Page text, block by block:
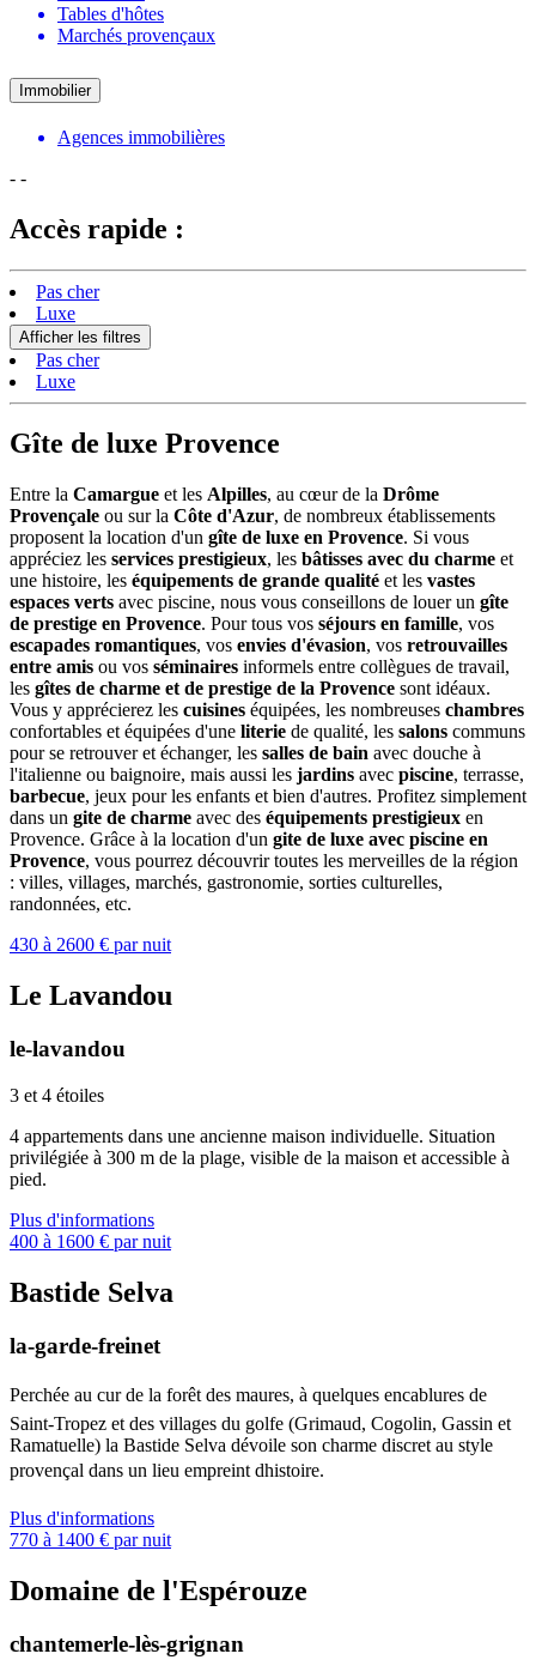
Tables d'hôtes
Marchés provençaux
Immobilier
Agences immobilières
- -
Accès rapide :
Pas cher
Luxe
Afficher les filtres
Pas cher
Luxe
Gîte de luxe Provence
Entre la Camargue et les Alpilles, au cœur de la Drôme
Provençale ou sur la Côte d'Azur, de nombreux établissements
proposent la location d'un gîte de luxe en Provence. Si vous
appréciez les services prestigieux, les bâtisses avec du charme et
une histoire, les équipements de grande qualité et les vastes
espaces verts avec piscine, nous vous conseillons de louer un gîte
de prestige en Provence. Pour tous vos séjours en famille, vos
escapades romantiques, vos envies d'évasion, vos retrouvailles
entre amis ou vos séminaires informels entre collègues de travail,
les gîtes de charme et de prestige de la Provence sont idéaux.
Vous y apprécierez les cuisines équipées, les nombreuses chambres
confortables et équipées d'une literie de qualité, les salons communs
pour se retrouver et échanger, les salles de bain avec douche à
l'italienne ou baignoire, mais aussi les jardins avec piscine, terrasse,
barbecue, jeux pour les enfants et bien d'autres. Profitez simplement
dans un gite de charme avec des équipements prestigieux en
Provence. Grâce à la location d'un gite de luxe avec piscine en
Provence, vous pourrez découvrir toutes les merveilles de la région
: villes, villages, marchés, gastronomie, sorties culturelles,
randonnées, etc.
430 à 2600 € par nuit
Le Lavandou
le-lavandou
3 et 4 étoiles
4 appartements dans une ancienne maison individuelle. Situation
privilégiée à 300 m de la plage, visible de la maison et accessible à
pied.
Plus d'informations
400 à 1600 € par nuit
Bastide Selva
la-garde-freinet
Perchée au cur de la forêt des maures, à quelques encablures de
Saint-Tropez et des villages du golfe (Grimaud, Cogolin, Gassin et
Ramatuelle) la Bastide Selva dévoile son charme discret au style
provençal dans un lieu empreint dhistoire.
Plus d'informations
770 à 1400 € par nuit
Domaine de l'Espérouze
chantemerle-lès-grignan